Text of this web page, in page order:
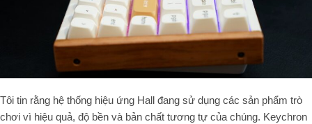
Tôi tin rằng hệ thống hiệu ứng Hall đang sử dụng các sản phẩm trò
chơi vì hiệu quả, độ bền và bản chất tương tự của chúng. Keychron